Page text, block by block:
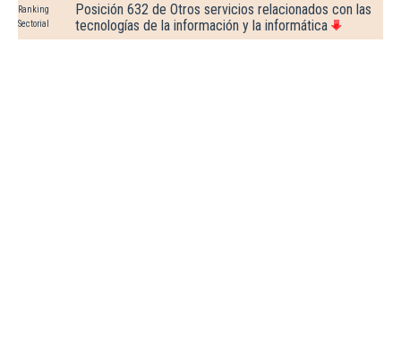
Ranking
Sectorial
Posición 632 de Otros servicios relacionados con las
tecnologías de la información y la informática